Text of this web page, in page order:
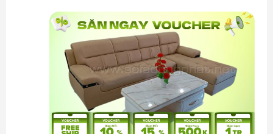
14,500,000₫.